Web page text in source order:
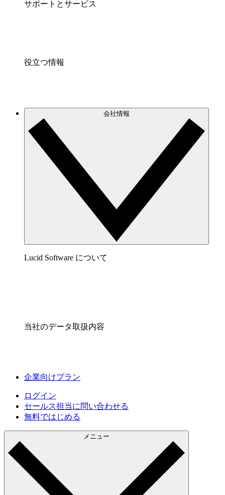
サポートとサービス
役立つ情報
会社情報
Lucid Software について
当社のデータ取扱内容
企業向けプラン
ログイン
セールス担当に問い合わせる
無料ではじめる
メニュー